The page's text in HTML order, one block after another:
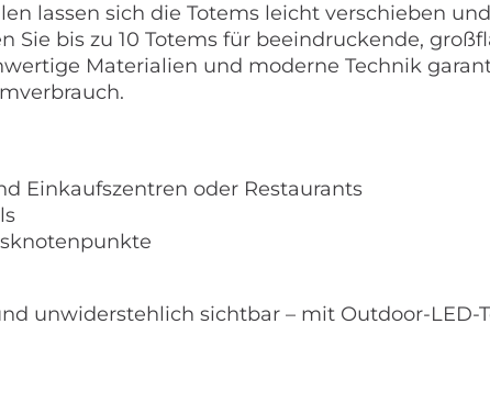
lassen sich die Totems leicht verschieben
Sie bis zu 10 Totems für beeindruckende,
Materialien und moderne Technik
Einkaufszentren oder Restaurants
unwiderstehlich sichtbar – mit Outdoor-LED-